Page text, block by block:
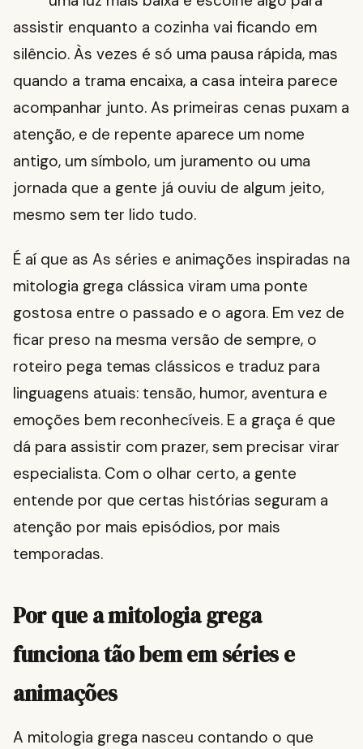
assistir enquanto a cozinha vai ficando em
silêncio. Às vezes é só uma pausa rápida, mas
quando a trama encaixa, a casa inteira parece
acompanhar junto. As primeiras cenas puxam a
atenção, e de repente aparece um nome
antigo, um símbolo, um juramento ou uma
jornada que a gente já ouviu de algum jeito,
mesmo sem ter lido tudo.
É aí que as As séries e animações inspiradas na
mitologia grega clássica viram uma ponte
gostosa entre o passado e o agora. Em vez de
ficar preso na mesma versão de sempre, o
roteiro pega temas clássicos e traduz para
linguagens atuais: tensão, humor, aventura e
emoções bem reconhecíveis. E a graça é que
dá para assistir com prazer, sem precisar virar
especialista. Com o olhar certo, a gente
entende por que certas histórias seguram a
atenção por mais episódios, por mais
temporadas.
Por que a mitologia grega
funciona tão bem em séries e
animações
A mitologia grega nasceu contando o que